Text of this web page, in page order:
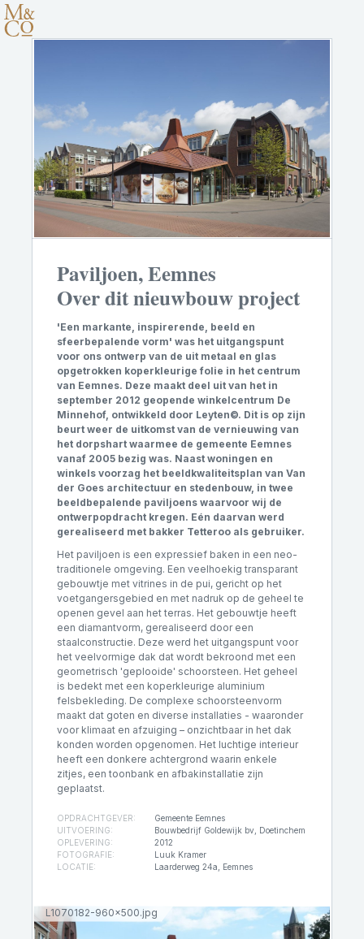
Paviljoen, Eemnes
Over dit nieuwbouw project
'Een markante, inspirerende, beeld en
sfeerbepalende vorm' was het uitgangspunt
voor ons ontwerp van de uit metaal en glas
opgetrokken koperkleurige folie in het centrum
van Eemnes. Deze maakt deel uit van het in
september 2012 geopende winkelcentrum De
Minnehof, ontwikkeld door Leyten©. Dit is op zijn
beurt weer de uitkomst van de vernieuwing van
het dorpshart waarmee de gemeente Eemnes
vanaf 2005 bezig was. Naast woningen en
winkels voorzag het beeldkwaliteitsplan van Van
der Goes architectuur en stedenbouw, in twee
beeldbepalende paviljoens waarvoor wij de
ontwerpopdracht kregen. Eén daarvan werd
gerealiseerd met bakker Tetteroo als gebruiker.
Het paviljoen is een expressief baken in een neo-
traditionele omgeving. Een veelhoekig transparant
gebouwtje met vitrines in de pui, gericht op het
voetgangersgebied en met nadruk op de geheel te
openen gevel aan het terras. Het gebouwtje heeft
een diamantvorm, gerealiseerd door een
staalconstructie. Deze werd het uitgangspunt voor
het veelvormige dak dat wordt bekroond met een
geometrisch 'geplooide' schoorsteen. Het geheel
is bedekt met een koperkleurige aluminium
felsbekleding. De complexe schoorsteenvorm
maakt dat goten en diverse installaties - waaronder
voor klimaat en afzuiging – onzichtbaar in het dak
konden worden opgenomen. Het luchtige interieur
heeft een donkere achtergrond waarin enkele
zitjes, een toonbank en afbakinstallatie zijn
geplaatst.
OPDRACHTGEVER:
Gemeente Eemnes
UITVOERING:
Bouwbedrijf Goldewijk bv, Doetinchem
OPLEVERING:
2012
FOTOGRAFIE:
Luuk Kramer
LOCATIE:
Laarderweg 24a, Eemnes
L1070182-960x500.jpg